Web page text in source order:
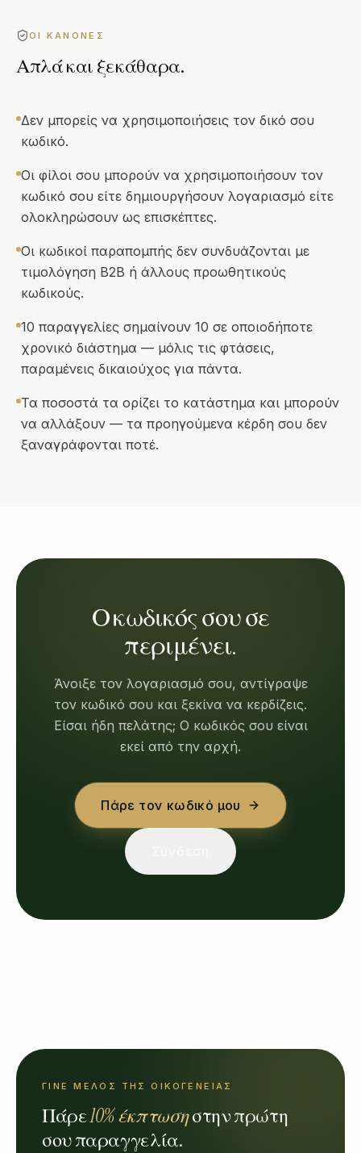
ΟΙ ΚΑΝΌΝΕΣ
Απλά και ξεκάθαρα.
Δεν μπορείς να χρησιμοποιήσεις τον δικό σου
κωδικό.
Οι φίλοι σου μπορούν να χρησιμοποιήσουν τον
κωδικό σου είτε δημιουργήσουν λογαριασμό είτε
ολοκληρώσουν ως επισκέπτες.
Οι κωδικοί παραπομπής δεν συνδυάζονται με
τιμολόγηση B2B ή άλλους προωθητικούς
κωδικούς.
10 παραγγελίες σημαίνουν 10 σε οποιοδήποτε
χρονικό διάστημα — μόλις τις φτάσεις,
παραμένεις δικαιούχος για πάντα.
Τα ποσοστά τα ορίζει το κατάστημα και μπορούν
να αλλάξουν — τα προηγούμενα κέρδη σου δεν
ξαναγράφονται ποτέ.
Ο κωδικός σου σε
περιμένει.
Άνοιξε τον λογαριασμό σου, αντίγραψε
τον κωδικό σου και ξεκίνα να κερδίζεις.
Είσαι ήδη πελάτης; Ο κωδικός σου είναι
εκεί από την αρχή.
Πάρε τον κωδικό μου
ΓΊΝΕ ΜΈΛΟΣ ΤΗΣ ΟΙΚΟΓΈΝΕΙΑΣ
Πάρε10% έκπτωσηστην πρώτη
σου παραγγελία.